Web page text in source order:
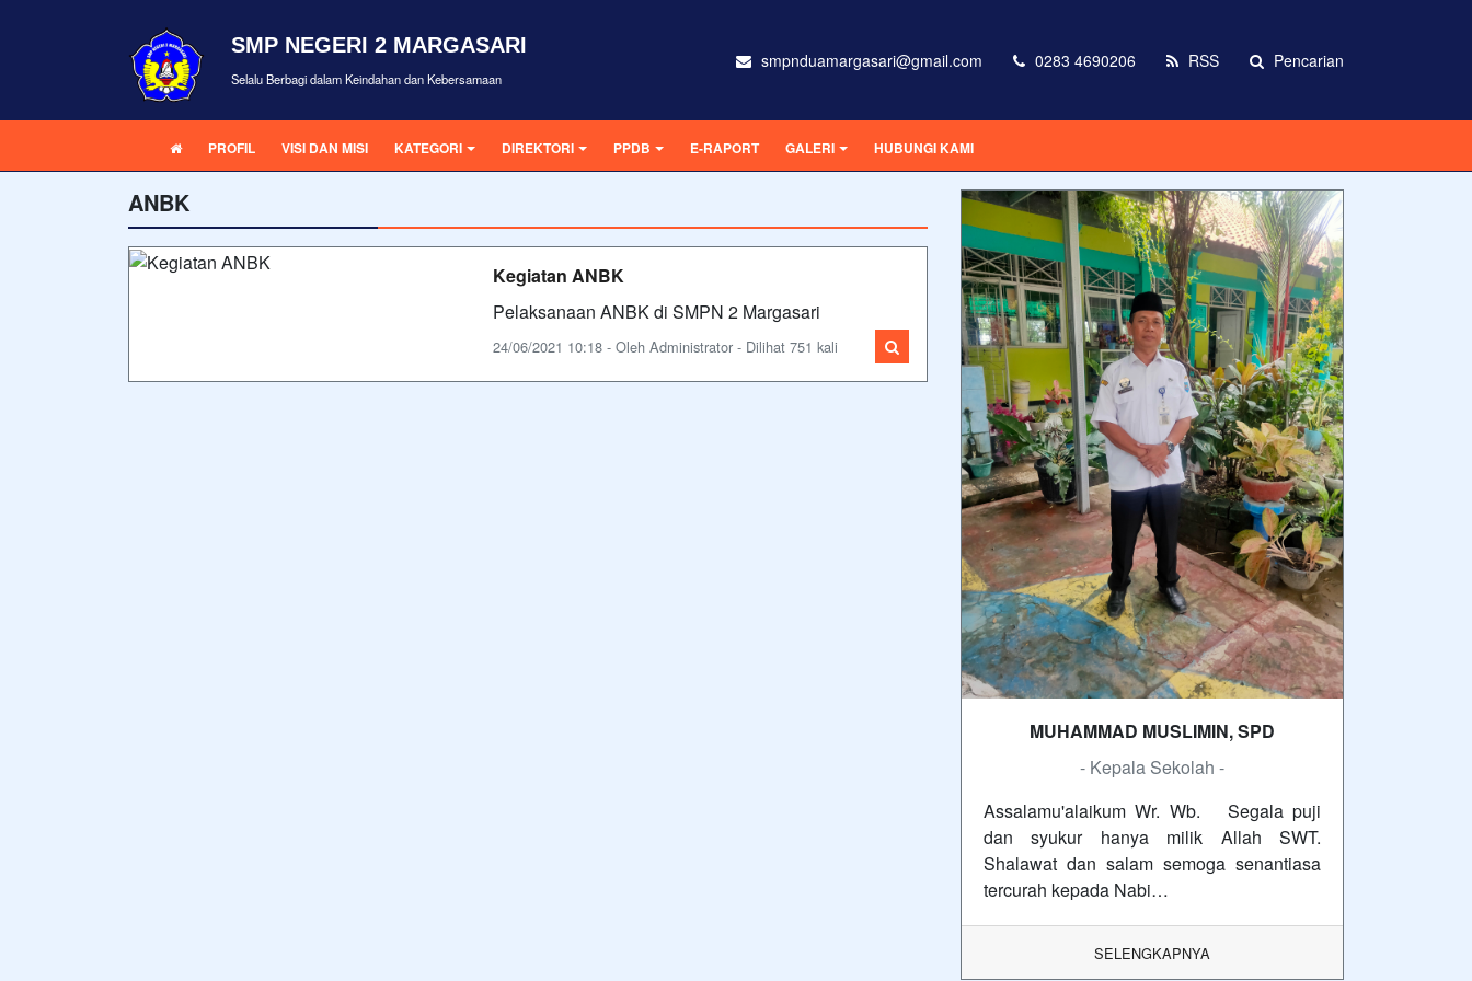
SMP NEGERI 2 MARGASARI
Selalu Berbagi dalam Keindahan dan Kebersamaan
smpnduamargasari@gmail.com 0283 4690206 RSS Pencarian
PROFIL VISI DAN MISI KATEGORI DIREKTORI PPDB E-RAPORT GALERI HUBUNGI KAMI
ANBK
Kegiatan ANBK
Pelaksanaan ANBK di SMPN 2 Margasari
24/06/2021 10:18 - Oleh Administrator - Dilihat 751 kali
MUHAMMAD MUSLIMIN, SPD
- Kepala Sekolah -
Assalamu'alaikum Wr. Wb. Segala puji
dan syukur hanya milik Allah SWT.
Shalawat dan salam semoga senantiasa
tercurah kepada Nabi…
SELENGKAPNYA